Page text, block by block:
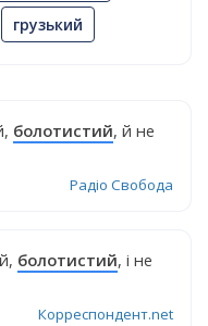
грузький
болотистий, й не
Радіо Свобода
болотистий, і не
Корреспондент.net